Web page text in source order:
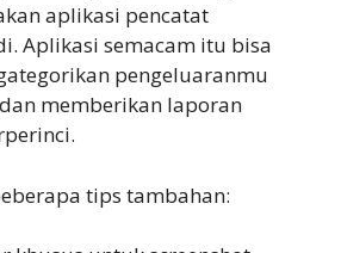
aplikasi pencatat
Aplikasi semacam itu bisa
pengeluaranmu
memberikan laporan
tips tambahan: